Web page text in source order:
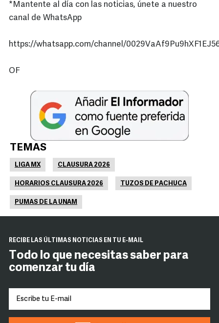
*Mantente al día con las noticias, únete a nuestro
canal de WhatsApp
https://whatsapp.com/channel/
OF
TEMAS
LIGA MX CLAUSURA 2026
HORARIOS CLAUSURA 2026 TUZOS DE PACHUCA
PUMAS DE LA UNAM
RECIBE LAS ÚLTIMAS NOTICIAS EN TU E-MAIL
Todo lo que necesitas saber para
comenzar tu día